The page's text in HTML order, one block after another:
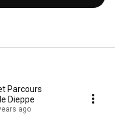
Dieppe
ago